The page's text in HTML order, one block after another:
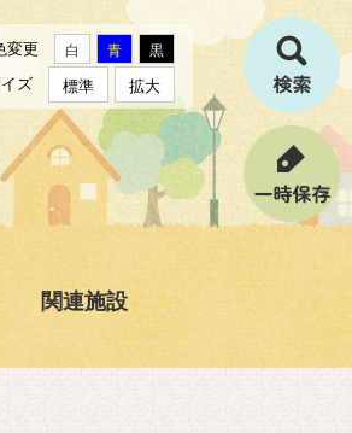
変更 白 青 黒
ズ 標準 拡大
関連施設